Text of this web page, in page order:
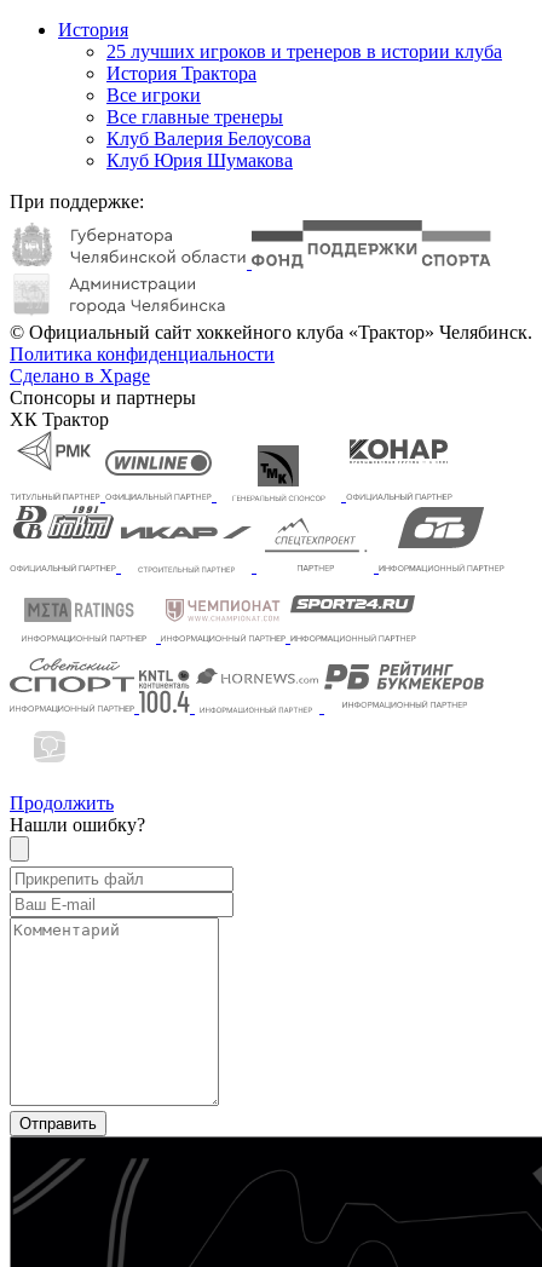
История
25 лучших игроков и тренеров в истории клуба
История Трактора
Все игроки
Все главные тренеры
Клуб Валерия Белоусова
Клуб Юрия Шумакова
При поддержке:
© Официальный сайт хоккейного клуба «Трактор» Челябинск.
Политика конфиденциальности
Сделано в Xpage
Спонсоры и партнеры
ХК Трактор
Продолжить
Нашли ошибку?